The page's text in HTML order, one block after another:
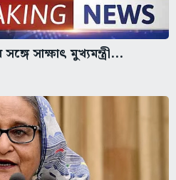
সাক্ষাৎ মুখ্যমন্ত্রী...